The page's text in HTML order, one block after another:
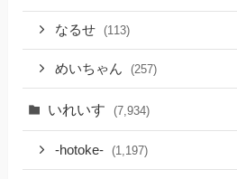
なるせ (113)
めいちゃん (257)
いれいす (7,934)
-hotoke- (1,197)